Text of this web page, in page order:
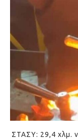
ΣΤΑΣΥ: 29,4 χλμ.